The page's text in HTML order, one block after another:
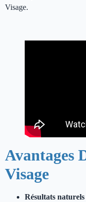
Visage.
Lipofilling du
Avantages
Visage
Résultats naturels